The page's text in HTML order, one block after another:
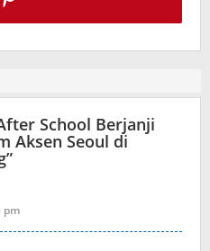
School Berjanji
Aksen Seoul di
”
pm